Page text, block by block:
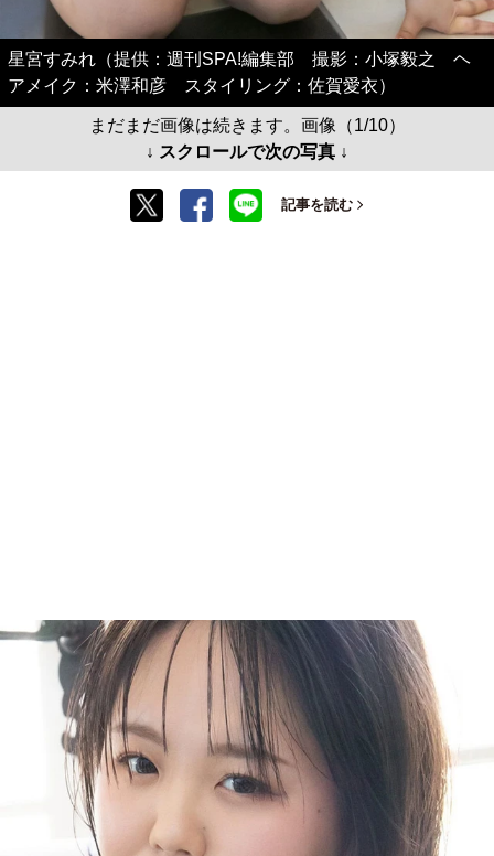
星宮すみれ（提供：週刊SPA!編集部 撮影：小塚毅之 ヘ
アメイク：米澤和彦 スタイリング：佐賀愛衣）
まだまだ画像は続きます。画像（1/10）
↓ スクロールで次の写真 ↓
記事を読む